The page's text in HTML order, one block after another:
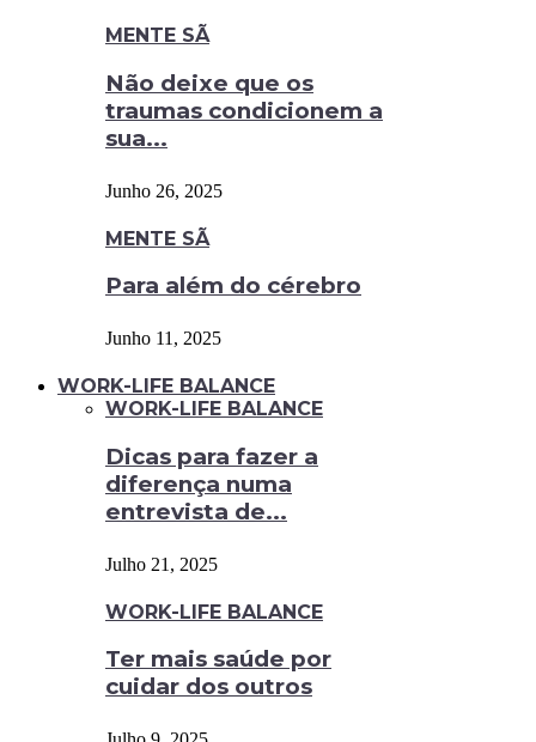
MENTE SÃ
Não deixe que os
traumas condicionem a
sua...
Junho 26, 2025
MENTE SÃ
Para além do cérebro
Junho 11, 2025
WORK-LIFE BALANCE
WORK-LIFE BALANCE
Dicas para fazer a
diferença numa
entrevista de...
Julho 21, 2025
WORK-LIFE BALANCE
Ter mais saúde por
cuidar dos outros